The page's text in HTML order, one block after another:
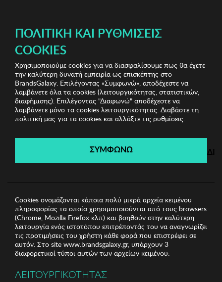
Πυζάμες
Πυζάμες
Τελευταίο Τελευταίο
ΠΟΛΙΤΙΚΉ ΚΑΙ ΡΥΘΜΊΣΕΙΣ
COOKIES
Χρησιμοποιούμε cookies για να διασφαλίσουμε πως θα έχετε
την καλύτερη δυνατή εμπειρία ως επισκέπτης στο
BrandsGalaxy. Επιλέγοντας «Συμφωνώ», αποδέχεστε να
λαμβάνετε όλα τα cookies (λειτουργικότητας, στατιστικών,
διαφήμισης). Επιλέγοντας "Διαφωνώ" αποδέχεστε να
λαμβάνετε μόνο τα cookies λειτουργικότητας. Διαβάστε τη
πολιτική μας για τα cookies και αλλάξτε τις ρυθμίσεις.
ΣΥΜΦΩΝΩ
Cookies ονομάζονται κάποια πολύ μικρά αρχεία κειμένου
πληροφορίας τα οποία χρησιμοποιούνται από τους browsers
(Chrome, Mozilla Firefox κλπ) και βοηθούν στην καλύτερη
λειτουργία ενός ιστοτόπου επιτρέποντάς του να αναγνωρίζει
τις προτιμήσεις του χρήστη κάθε φορά που επιστρέφει σε
αυτόν. Στο site www.brandsgalaxy.gr, υπάρχουν 3
διαφορετικοί τύποι αυτών των αρχείων κειμένου:
ΛΕΙΤΟΥΡΓΙΚΟΤΗΤΑΣ